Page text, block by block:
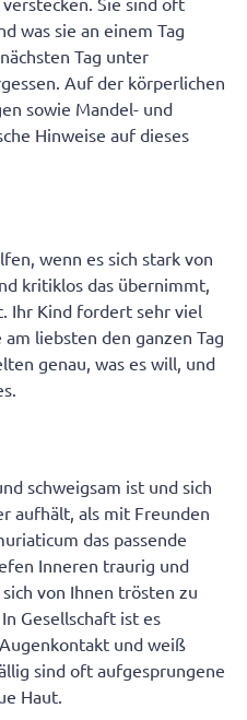
was sie an einem Tag
Tag unter
Auf der körperlichen
sowie Mandel- und
Hinweise auf dieses
wenn es sich stark von
kritiklos das übernimmt,
Ihr Kind fordert sehr viel
liebsten den ganzen Tag
genau, was es will, und
schweigsam ist und sich
aufhält, als mit Freunden
das passende
Inneren traurig und
von Ihnen trösten zu
Gesellschaft ist es
und weiß
sind oft aufgesprungene
Haut.